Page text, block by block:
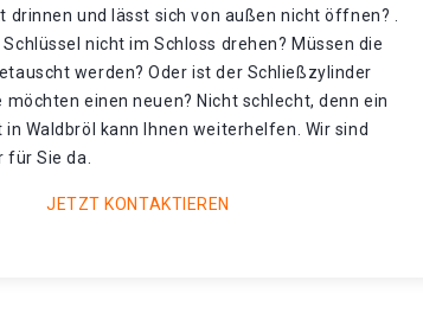
drinnen und lässt sich von außen nicht öffnen? .
nicht im Schloss drehen? Müssen die
werden? Oder ist der Schließzylinder
möchten einen neuen? Nicht schlecht, denn ein
Waldbröl kann Ihnen weiterhelfen. Wir sind
für Sie da.
JETZT KONTAKTIEREN